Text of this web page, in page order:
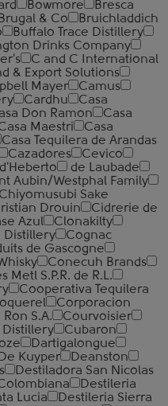
Bowmore
Bresca
Brugal & Co
Bruichladdich
Buffalo Trace Distillery
Drinks Company
C and C International
& Export Solutions
Mayer
Camus
Cardhu
Casa
Don Ramon
Casa
Maestri
Casa
Casa Tequilera de Arandas
Cazadores
Cevico
d'Heberto
de Laubade
Aubin/Westphal Family
Chiyomusubi Sake
Drouin
Cidrerie de
Azul
Clonakilty
Distillery
Cognac
de Gascogne
Conecuh Brands
Metl S.P.R. de R.L.
Cooperativa Tequilera
Corporacion
S.A.
Courvoisier
Cubaron
Dartigalongue
De Kuyper
Deanston
Destiladora San Nicolas
Destileria
Lucia
Destileria Sierra